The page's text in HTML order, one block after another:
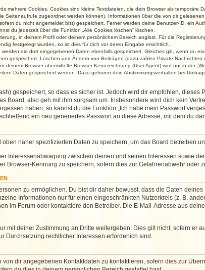
mehrere Cookies. Cookies sind kleine Textdateien, die dein Browser als
Seitenaufrufe zugeordnet werden können), Informationen über die von dir
du nicht angemeldet bist) gespeichert. Ferner werden deine Benutzer-ID, ein
du jederzeit über die Funktion „Alle Cookies löschen“ löschen.
in deinem Profil oder deinem persönlichem Bereich angibst. Für die
festgelegt wurden, so ist dies für dich vor deren Eingabe ersichtlich.
die dort eingegebenen Daten ebenfalls gespeichert. Gleiches gilt, wenn du
gespeichert: Löschen und Ändern von Beiträgen (dazu zählen Private
deinem Browser übermittelte Browser-Kennzeichnung (User Agent) wird nur in der
Daten gespeichert werden. Dazu gehören dein Abstimmungsverhalten bei
gespeichert, so dass es sicher ist. Jedoch wird dir empfohlen,
Board, also geh mit ihm sorgsam um. Insbesondere wird dich kein
haben, so kannst du die Funktion „Ich habe mein Passwort
ein neu generiertes Passwort an diese Adresse, mit dem du
näher spezifizierten Daten zu speichern, um das Board betreiben
Interessenabwägung zwischen deinen und seinen Interessen sowie
Browser-Kennung zu speichern, sofern dies zur Gefahrenabwehr oder
zu ermöglichen. Du bist dir daher bewusst, dass die Daten
Informationen nur für einen eingeschränkten Nutzerkreis (z. B.
im Forum oder kontaktiere den Betreiber. Die E-Mail-Adresse aus
mit deiner Zustimmung an Dritte weitergeben. Dies gilt nicht, sofern er
Durchsetzung rechtlicher Interessen erforderlich sind.
dir angegebenen Kontaktdaten zu kontaktieren, sofern dies zur